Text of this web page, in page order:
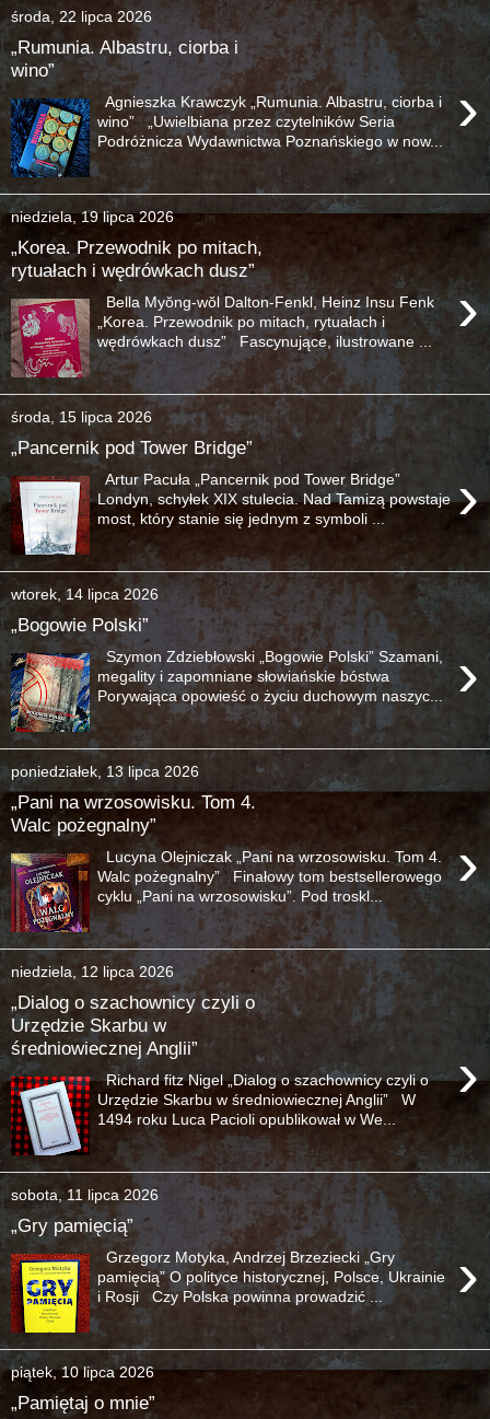
środa, 22 lipca 2026
„Rumunia. Albastru, ciorba i
wino”
›
Agnieszka Krawczyk „Rumunia. Albastru, ciorba i
wino” „Uwielbiana przez czytelników Seria
Podróżnicza Wydawnictwa Poznańskiego w now...
niedziela, 19 lipca 2026
„Korea. Przewodnik po mitach,
rytuałach i wędrówkach dusz”
›
Bella Myŏng-wŏl Dalton-Fenkl, Heinz Insu Fenk
„Korea. Przewodnik po mitach, rytuałach i
wędrówkach dusz” Fascynujące, ilustrowane ...
środa, 15 lipca 2026
„Pancernik pod Tower Bridge”
›
Artur Pacuła „Pancernik pod Tower Bridge”
Londyn, schyłek XIX stulecia. Nad Tamizą powstaje
most, który stanie się jednym z symboli ...
wtorek, 14 lipca 2026
„Bogowie Polski”
›
Szymon Zdziebłowski „Bogowie Polski” Szamani,
megality i zapomniane słowiańskie bóstwa
Porywająca opowieść o życiu duchowym naszyc...
poniedziałek, 13 lipca 2026
„Pani na wrzosowisku. Tom 4.
Walc pożegnalny”
›
Lucyna Olejniczak „Pani na wrzosowisku. Tom 4.
Walc pożegnalny” Finałowy tom bestsellerowego
cyklu „Pani na wrzosowisku”. Pod troskl...
niedziela, 12 lipca 2026
„Dialog o szachownicy czyli o
Urzędzie Skarbu w
średniowiecznej Anglii”
›
Richard fitz Nigel „Dialog o szachownicy czyli o
Urzędzie Skarbu w średniowiecznej Anglii” W
1494 roku Luca Pacioli opublikował w We...
sobota, 11 lipca 2026
„Gry pamięcią”
›
Grzegorz Motyka, Andrzej Brzeziecki „Gry
pamięcią” O polityce historycznej, Polsce, Ukrainie
i Rosji Czy Polska powinna prowadzić ...
piątek, 10 lipca 2026
„Pamiętaj o mnie”